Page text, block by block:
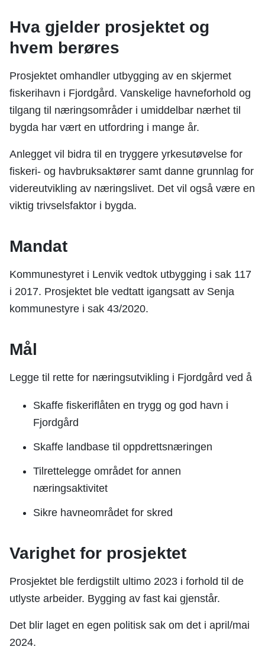
Hva gjelder prosjektet og
hvem berøres
Prosjektet omhandler utbygging av en skjermet
fiskerihavn i Fjordgård. Vanskelige havneforhold og
tilgang til næringsområder i umiddelbar nærhet til
bygda har vært en utfordring i mange år.
Anlegget vil bidra til en tryggere yrkesutøvelse for
fiskeri- og havbruksaktører samt danne grunnlag for
videreutvikling av næringslivet. Det vil også være en
viktig trivselsfaktor i bygda.
Mandat
Kommunestyret i Lenvik vedtok utbygging i sak 117
i 2017. Prosjektet ble vedtatt igangsatt av Senja
kommunestyre i sak 43/2020.
Mål
Legge til rette for næringsutvikling i Fjordgård ved å
Skaffe fiskeriflåten en trygg og god havn i
Fjordgård
Skaffe landbase til oppdrettsnæringen
Tilrettelegge området for annen
næringsaktivitet
Sikre havneområdet for skred
Varighet for prosjektet
Prosjektet ble ferdigstilt ultimo 2023 i forhold til de
utlyste arbeider. Bygging av fast kai gjenstår.
Det blir laget en egen politisk sak om det i april/mai
2024.